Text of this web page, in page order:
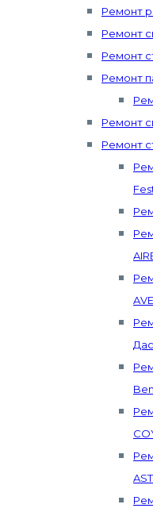
Ремонт
Ремонт
Ремонт
Ремонт
Ремонт
Ремонт